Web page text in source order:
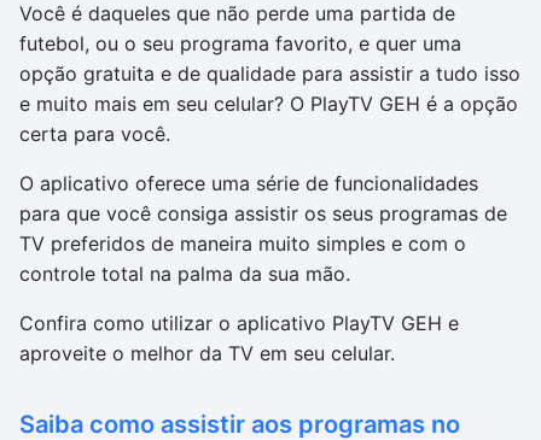
Você é daqueles que não perde uma partida de
futebol, ou o seu programa favorito, e quer uma
opção gratuita e de qualidade para assistir a tudo isso
e muito mais em seu celular? O PlayTV GEH é a opção
certa para você.
O aplicativo oferece uma série de funcionalidades
para que você consiga assistir os seus programas de
TV preferidos de maneira muito simples e com o
controle total na palma da sua mão.
Confira como utilizar o aplicativo PlayTV GEH e
aproveite o melhor da TV em seu celular.
Saiba como assistir aos programas no